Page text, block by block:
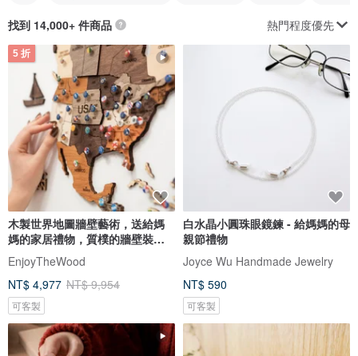
找到 14,000+ 件商品 熱門程度優先
5 折
木製世界地圖牆壁藝術，送給媽
媽的家居禮物，質樸的牆壁裝
飾，3D 世界地圖
EnjoyTheWood
NT$ 4,977 NT$ 9,954
可客製
白水晶小圓珠眼鏡鍊 - 給媽媽的母
親節禮物
Joyce Wu Handmade Jewelry
NT$ 590
可客製